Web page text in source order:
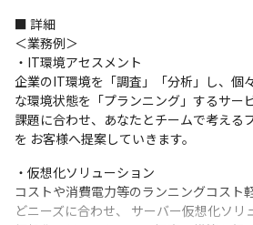
■ 詳細
＜業務例＞
・IT環境アセスメント
企業のIT環境を「調査」「分析」し、個
な環境状態を「プランニング」するサー
課題に合わせ、あなたとチームで考える
を お客様へ提案していきます。
・仮想化ソリューション
コストや消費電⼒等のランニングコスト
どニーズに合わせ、 サーバー仮想化ソ